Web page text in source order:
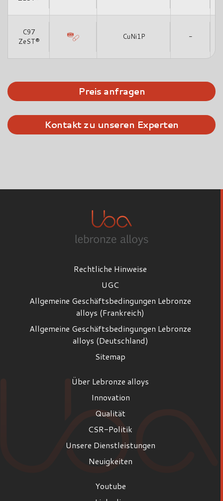
C97
ZeST®
CuNi1P -
Preis anfragen
Kontakt zu unseren Experten
Rechtliche Hinweise
UGC
Allgemeine Geschäftsbedingungen Lebronze
alloys (Frankreich)
Allgemeine Geschäftsbedingungen Lebronze
alloys (Deutschland)
Sitemap
Über Lebronze alloys
Innovation
Qualität
CSR-Politik
Unsere Dienstleistungen
Neuigkeiten
Youtube